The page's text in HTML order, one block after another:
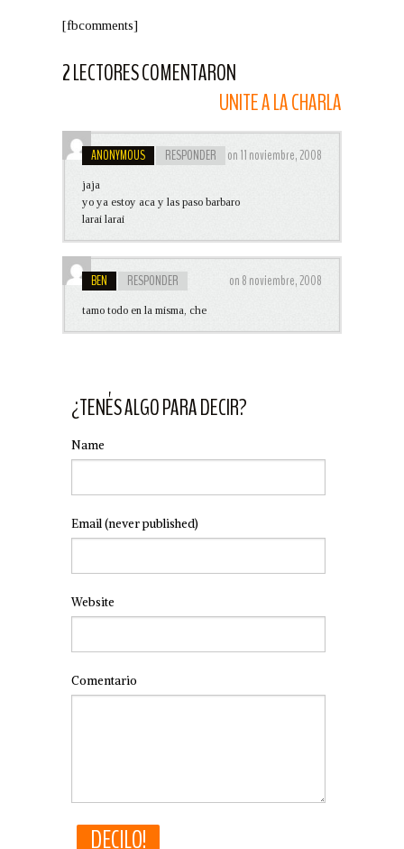
[fbcomments]
2 LECTORES COMENTARON
UNITE A LA CHARLA
ANONYMOUS RESPONDER on 11 noviembre, 2008
jaja
yo ya estoy aca y las paso barbaro
larai larai
BEN RESPONDER on 8 noviembre, 2008
tamo todo en la misma, che
¿TENÉS ALGO PARA DECIR?
Name
Email(never published)
Website
Comentario